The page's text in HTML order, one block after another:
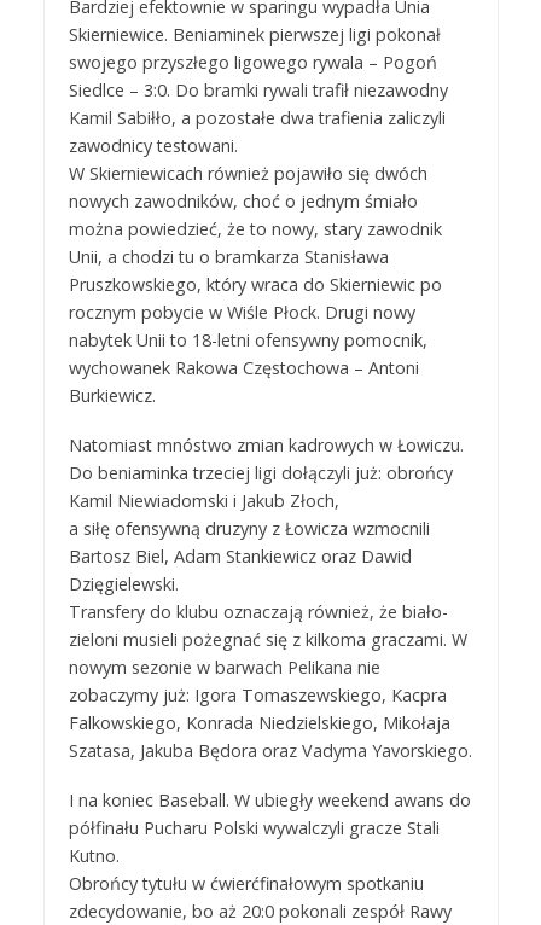
Bardziej efektownie w sparingu wypadła Unia
Skierniewice. Beniaminek pierwszej ligi pokonał
swojego przyszłego ligowego rywala – Pogoń
Siedlce – 3:0. Do bramki rywali trafił niezawodny
Kamil Sabiłło, a pozostałe dwa trafienia zaliczyli
zawodnicy testowani.
W Skierniewicach również pojawiło się dwóch
nowych zawodników, choć o jednym śmiało
można powiedzieć, że to nowy, stary zawodnik
Unii, a chodzi tu o bramkarza Stanisława
Pruszkowskiego, który wraca do Skierniewic po
rocznym pobycie w Wiśle Płock. Drugi nowy
nabytek Unii to 18-letni ofensywny pomocnik,
wychowanek Rakowa Częstochowa – Antoni
Burkiewicz.
Natomiast mnóstwo zmian kadrowych w Łowiczu.
Do beniaminka trzeciej ligi dołączyli już: obrońcy
Kamil Niewiadomski i Jakub Złoch,
a siłę ofensywną druzyny z Łowicza wzmocnili
Bartosz Biel, Adam Stankiewicz oraz Dawid
Dzięgielewski.
Transfery do klubu oznaczają również, że biało-
zieloni musieli pożegnać się z kilkoma graczami. W
nowym sezonie w barwach Pelikana nie
zobaczymy już: Igora Tomaszewskiego, Kacpra
Falkowskiego, Konrada Niedzielskiego, Mikołaja
Szatasa, Jakuba Będora oraz Vadyma Yavorskiego.
I na koniec Baseball. W ubiegły weekend awans do
półfinału Pucharu Polski wywalczyli gracze Stali
Kutno.
Obrońcy tytułu w ćwierćfinałowym spotkaniu
zdecydowanie, bo aż 20:0 pokonali zespół Rawy